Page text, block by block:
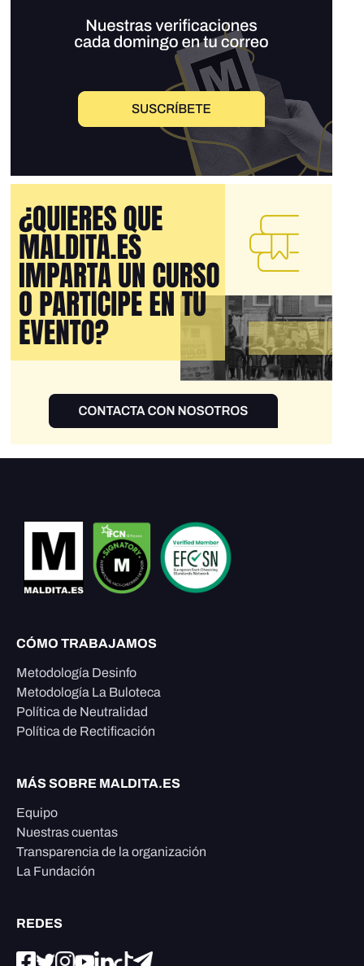
CÓMO TRABAJAMOS
Metodología Desinfo
Metodología La Buloteca
Política de Neutralidad
Política de Rectificación
MÁS SOBRE MALDITA.ES
Equipo
Nuestras cuentas
Transparencia de la organización
La Fundación
REDES